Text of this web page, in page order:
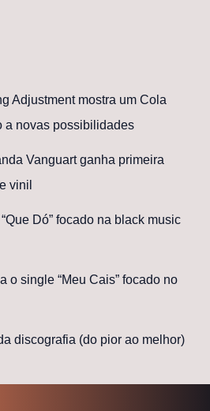
Adjustment mostra um Cola
a novas possibilidades
Vanguart ganha primeira
vinil
Dó” focado na black music
o single “Meu Cais” focado no
discografia (do pior ao melhor)